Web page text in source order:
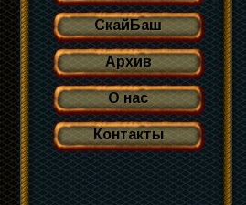
СкайБаш
Архив
О нас
Контакты